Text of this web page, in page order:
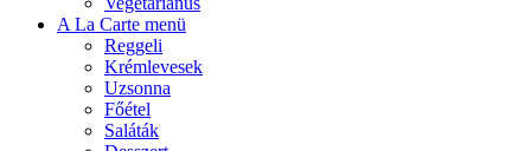
A La Carte menü
Reggeli
Krémlevesek
Uzsonna
Főétel
Saláták